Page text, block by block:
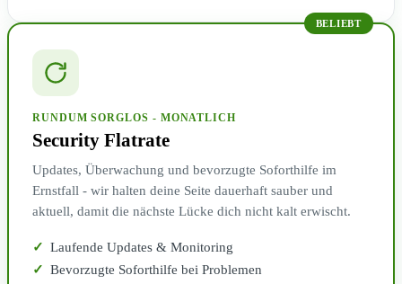
BELIEBT
RUNDUM SORGLOS - MONATLICH
Security Flatrate
Updates, Überwachung und bevorzugte Soforthilfe im
Ernstfall - wir halten deine Seite dauerhaft sauber und
aktuell, damit die nächste Lücke dich nicht kalt erwischt.
✓ Laufende Updates & Monitoring
✓ Bevorzugte Soforthilfe bei Problemen